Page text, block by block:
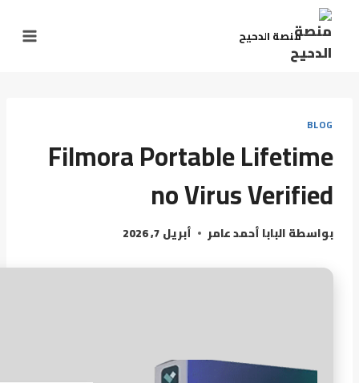
منصة الدحيح
BLOG
Filmora Portable Lifetime
no Virus Verified
بواسطةالبابا أحمد عامر أبريل 7, 2026